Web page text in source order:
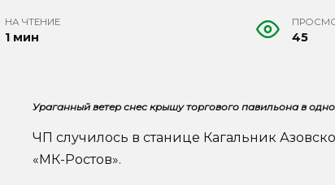
НА ЧТЕНИЕ
1 мин 45
Ураганный ветер снес крышу торгового павильона в
ЧП случилось в станице Кагальник
«МК-Ростов».